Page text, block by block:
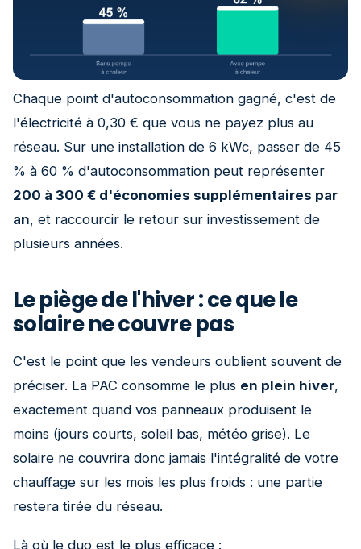
Chaque point d'autoconsommation gagné, c'est de
l'électricité à 0,30 € que vous ne payez plus au
réseau. Sur une installation de 6 kWc, passer de 45
% à 60 % d'autoconsommation peut représenter
200 à 300 € d'économies supplémentaires par
an, et raccourcir le retour sur investissement de
plusieurs années.
Le piège de l'hiver : ce que le
solaire ne couvre pas
C'est le point que les vendeurs oublient souvent de
préciser. La PAC consomme le plus en plein hiver,
exactement quand vos panneaux produisent le
moins (jours courts, soleil bas, météo grise). Le
solaire ne couvrira donc jamais l'intégralité de votre
chauffage sur les mois les plus froids : une partie
restera tirée du réseau.
Là où le duo est le plus efficace :